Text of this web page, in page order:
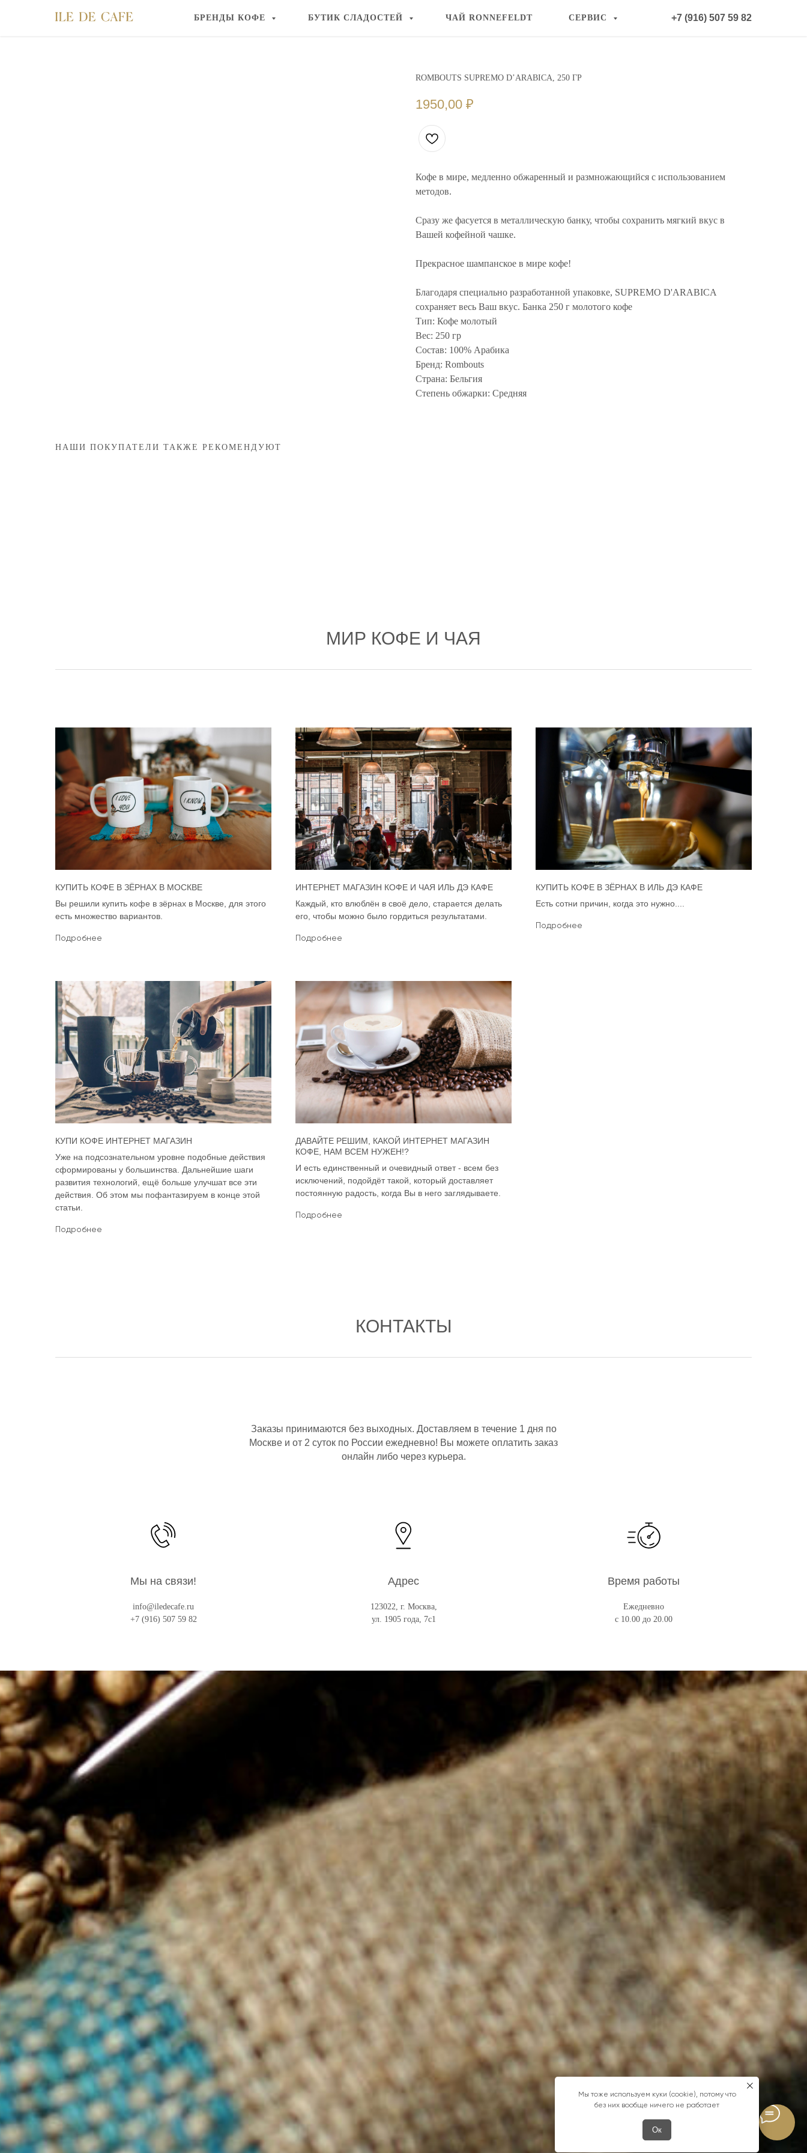
БРЕНДЫ КОФЕ БУТИК СЛАДОСТЕЙ ЧАЙ RONNEFELDT СЕРВИС +7 (916) 507 59 82
ROMBOUTS SUPREMO D’ARABICA, 250 ГР
1950,00 ₽
Кофе в мире, медленно обжаренный и размножающийся с использованием
методов.
Сразу же фасуется в металлическую банку, чтобы сохранить мягкий вкус в
Вашей кофейной чашке.
Прекрасное шампанское в мире кофе!
Благодаря специально разработанной упаковке, SUPREMO D'ARABICA
сохраняет весь Ваш вкус. Банка 250 г молотого кофе
Тип: Кофе молотый
Вес: 250 гр
Состав: 100% Арабика
Бренд: Rombouts
Страна: Бельгия
Степень обжарки: Средняя
НАШИ ПОКУПАТЕЛИ ТАКЖЕ РЕКОМЕНДУЮТ
МИР КОФЕ И ЧАЯ
КУПИТЬ КОФЕ В ЗЁРНАХ В МОСКВЕ
Вы решили купить кофе в зёрнах в Москве, для этого
есть множество вариантов.
Подробнее
ИНТЕРНЕТ МАГАЗИН КОФЕ И ЧАЯ ИЛЬ ДЭ КАФЕ
Каждый, кто влюблён в своё дело, старается делать
его, чтобы можно было гордиться результатами.
Подробнее
КУПИТЬ КОФЕ В ЗЁРНАХ В ИЛЬ ДЭ КАФЕ
Есть сотни причин, когда это нужно....
Подробнее
КУПИ КОФЕ ИНТЕРНЕТ МАГАЗИН
Уже на подсознательном уровне подобные действия
сформированы у большинства. Дальнейшие шаги
развития технологий, ещё больше улучшат все эти
действия. Об этом мы пофантазируем в конце этой
статьи.
Подробнее
ДАВАЙТЕ РЕШИМ, КАКОЙ ИНТЕРНЕТ МАГАЗИН
КОФЕ, НАМ ВСЕМ НУЖЕН!?
И есть единственный и очевидный ответ - всем без
исключений, подойдёт такой, который доставляет
постоянную радость, когда Вы в него заглядываете.
Подробнее
КОНТАКТЫ
Заказы принимаются без выходных. Доставляем в течение 1 дня по
Москве и от 2 суток по России ежедневно! Вы можете оплатить заказ
онлайн либо через курьера.
Мы на связи!
info@iledecafe.ru
+7 (916) 507 59 82
Адрес
123022, г. Москва,
ул. 1905 года, 7с1
Время работы
Ежедневно
с 10.00 до 20.00
Мы тоже используем куки (cookie), потому что
без них вообще ничего не работает
Ок